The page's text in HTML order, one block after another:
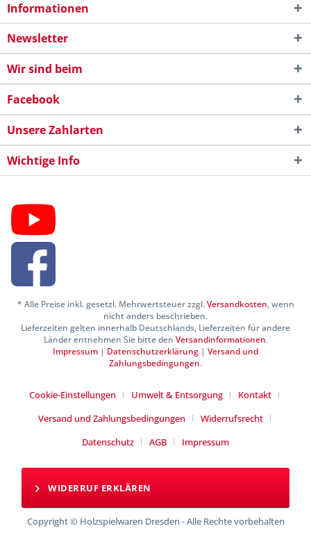
Informationen
Newsletter
Wir sind beim
Facebook
Unsere Zahlarten
Wichtige Info
* Alle Preise inkl. gesetzl. Mehrwertsteuer zzgl.Versandkosten, wenn
nicht anders beschrieben.
Lieferzeiten gelten innerhalb Deutschlands, Lieferzeiten für andere
Länder entnehmen Sie bitte den Versandinformationen.
Impressum | Datenschutzerklärung | Versand und
Zahlungsbedingungen.
Cookie-Einstellungen Umwelt & Entsorgung
Kontakt
Versand und Zahlungsbedingungen
Widerrufsrecht
Datenschutz
AGB Impressum
WIDERRUF ERKLÄREN
Copyright © Holzspielwaren Dresden - Alle Rechte vorbehalten